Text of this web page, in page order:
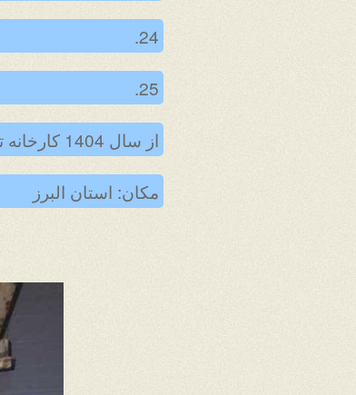
24.
25.
از سال 1404 کارخانه تعطیل می باشد
مکان: استان البرز